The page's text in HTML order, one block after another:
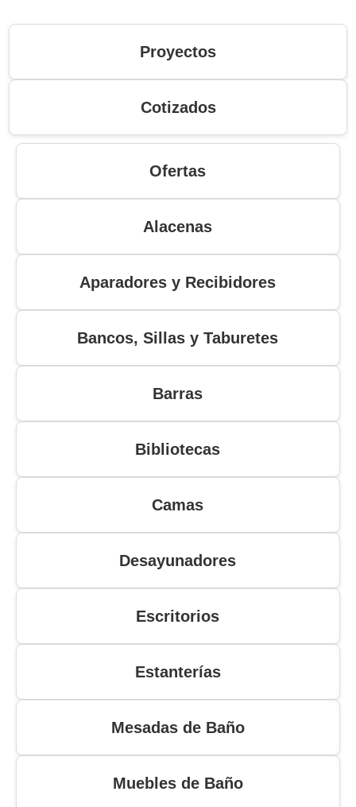
Proyectos
Cotizados
Ofertas
Alacenas
Aparadores y Recibidores
Bancos, Sillas y Taburetes
Barras
Bibliotecas
Camas
Desayunadores
Escritorios
Estanterías
Mesadas de Baño
Muebles de Baño